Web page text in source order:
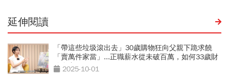
延伸閱讀
「帶這些垃圾滾出去」30歲購物狂向父親下跪求饒
「賣萬件家當」...正職薪水從未破百萬，如何33歲財
務自由？
2025-10-01